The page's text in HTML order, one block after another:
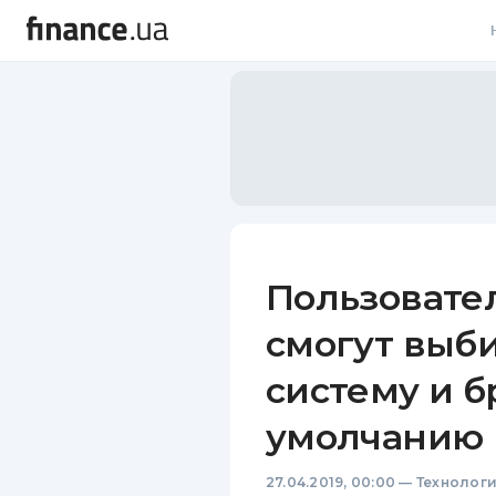
смогут
систему и
умолчанию
27.04.2019, 00:00 —